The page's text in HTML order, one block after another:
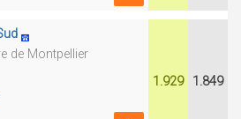
de Montpellier
1.929 1.849